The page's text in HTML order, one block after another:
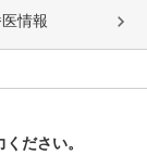
情報
ださい。